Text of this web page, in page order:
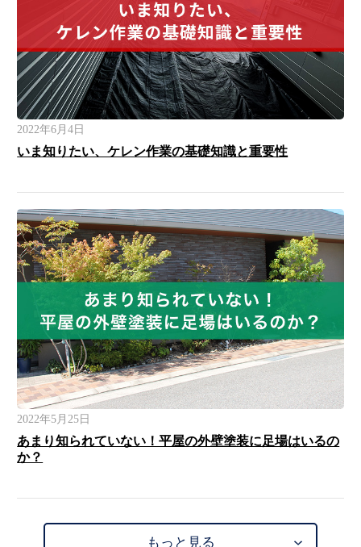
2022年6月4日
いま知りたい、ケレン作業の基礎知識と重要性
2022年5月25日
あまり知られていない！平屋の外壁塗装に足場はいるの
か？
もっと見る